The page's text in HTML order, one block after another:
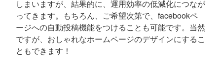
しまいますが、結果的に、運用効率の低減化につなが
ってきます。もちろん、ご希望次第で、facebookペ
ージへの自動投稿機能をつけることも可能です。当然
ですが、おしゃれなホームページのデザインにするこ
ともできます！